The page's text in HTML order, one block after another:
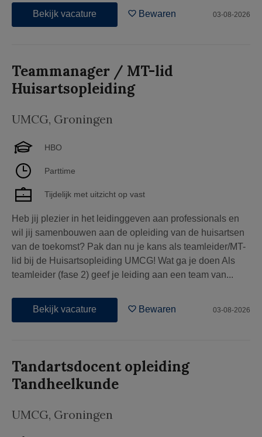
Bekijk vacature Bewaren 03-08-2026
Teammanager / MT-lid
Huisartsopleiding
UMCG, Groningen
HBO
Parttime
Tijdelijk met uitzicht op vast
Heb jij plezier in het leidinggeven aan professionals en
wil jij samenbouwen aan de opleiding van de huisartsen
van de toekomst? Pak dan nu je kans als teamleider/MT-
lid bij de Huisartsopleiding UMCG! Wat ga je doen Als
teamleider (fase 2) geef je leiding aan een team van...
Bekijk vacature Bewaren 03-08-2026
Tandartsdocent opleiding
Tandheelkunde
UMCG, Groningen